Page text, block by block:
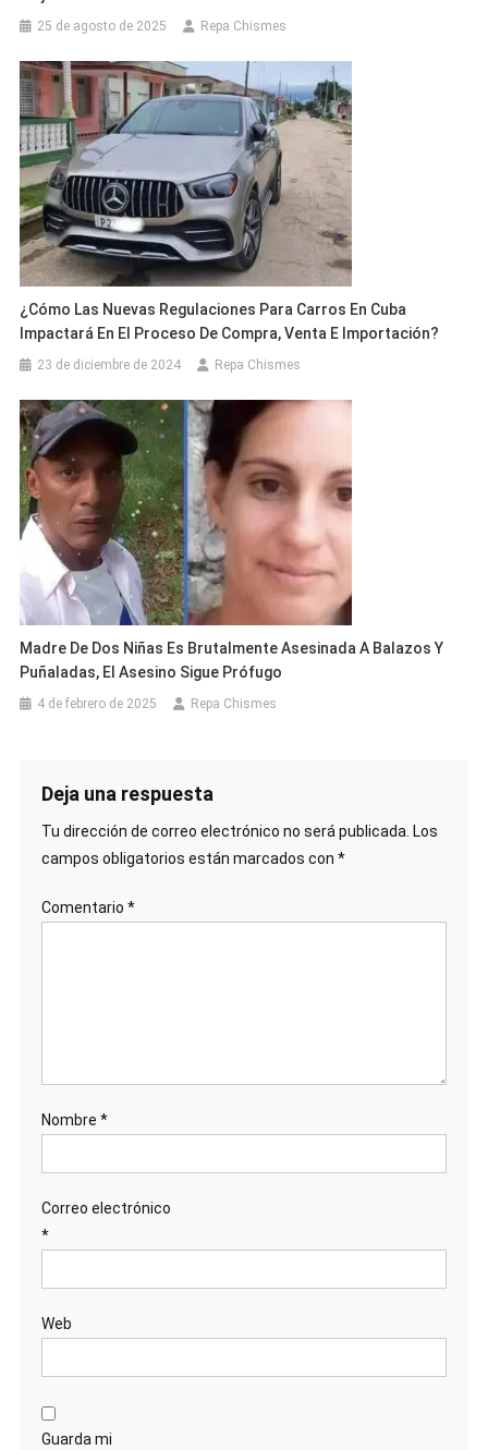
25 de agosto de 2025 Repa Chismes
¿Cómo Las Nuevas Regulaciones Para Carros En Cuba
Impactará En El Proceso De Compra, Venta E Importación?
23 de diciembre de 2024 Repa Chismes
Madre De Dos Niñas Es Brutalmente Asesinada A Balazos Y
Puñaladas, El Asesino Sigue Prófugo
4 de febrero de 2025 Repa Chismes
Deja una respuesta
Tu dirección de correo electrónico no será publicada. Los
campos obligatorios están marcados con *
Comentario *
Nombre *
Correo electrónico
*
Web
Guarda mi